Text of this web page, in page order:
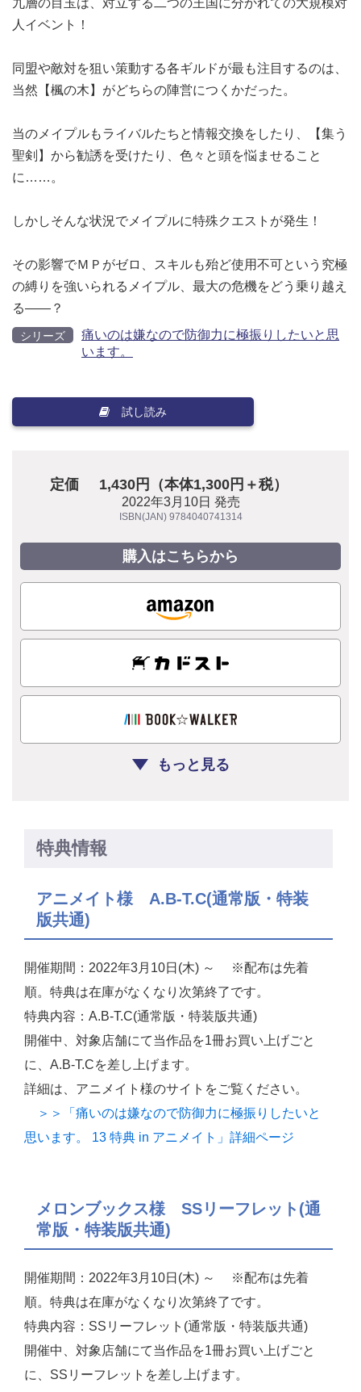
九層の目玉は、対立する二つの王国に分かれての大規模対
人イベント！
同盟や敵対を狙い策動する各ギルドが最も注目するのは、
当然【楓の木】がどちらの陣営につくかだった。
当のメイプルもライバルたちと情報交換をしたり、【集う
聖剣】から勧誘を受けたり、色々と頭を悩ませること
に……。
しかしそんな状況でメイプルに特殊クエストが発生！
その影響でＭＰがゼロ、スキルも殆ど使用不可という究極
の縛りを強いられるメイプル、最大の危機をどう乗り越え
る――？
シリーズ
痛いのは嫌なので防御力に極振りしたいと思
います。
試し読み
定価 1,430円（本体1,300円＋税）
2022年3月10日 発売
ISBN(JAN) 9784040741314
購入はこちらから
もっと見る
特典情報
アニメイト様 A.B-T.C(通常版・特装
版共通)
開催期間：2022年3月10日(木) ～ ※配布は先着
順。特典は在庫がなくなり次第終了です。
特典内容：A.B-T.C(通常版・特装版共通)
開催中、対象店舗にて当作品を1冊お買い上げごと
に、A.B-T.Cを差し上げます。
詳細は、アニメイト様のサイトをご覧ください。
＞＞「痛いのは嫌なので防御力に極振りしたいと
思います。 13 特典 in アニメイト」詳細ページ
メロンブックス様 SSリーフレット(通
常版・特装版共通)
開催期間：2022年3月10日(木) ～ ※配布は先着
順。特典は在庫がなくなり次第終了です。
特典内容：SSリーフレット(通常版・特装版共通)
開催中、対象店舗にて当作品を1冊お買い上げごと
に、SSリーフレットを差し上げます。